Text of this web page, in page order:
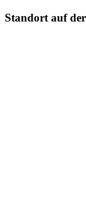
Standort auf